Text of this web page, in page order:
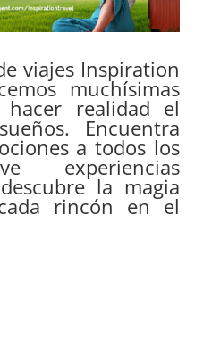
viajes Inspiration
muchísimas
hacer realidad el
Encuentra
a todos los
experiencias
la magia
rincón en el